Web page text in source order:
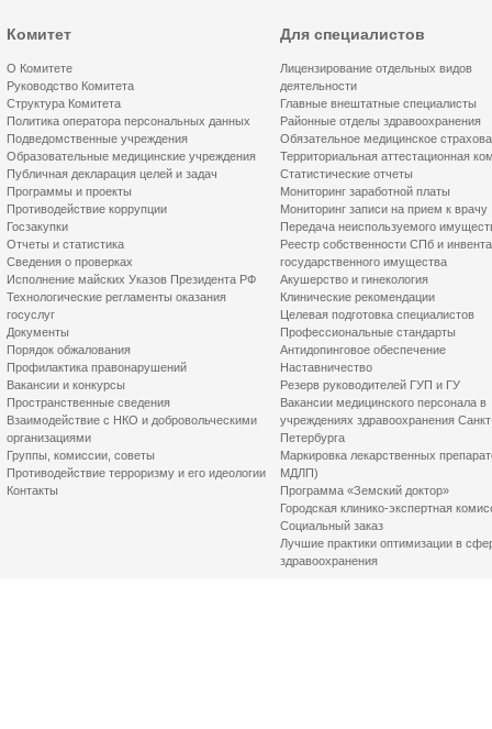
Комитет
О Комитете
Руководство Комитета
Структура Комитета
Политика оператора персональных данных
Подведомственные учреждения
Образовательные медицинские учреждения
Публичная декларация целей и задач
Программы и проекты
Противодействие коррупции
Госзакупки
Отчеты и статистика
Сведения о проверках
Исполнение майских Указов Президента РФ
Технологические регламенты оказания
госуслуг
Документы
Порядок обжалования
Профилактика правонарушений
Вакансии и конкурсы
Пространственные сведения
Взаимодействие с НКО и добровольческими
организациями
Группы, комиссии, советы
Противодействие терроризму и его идеологии
Контакты
Для специалистов
Лицензирование отдельных видов
деятельности
Главные внештатные специалисты
Районные отделы здравоохранения
Обязательное медицинское
Территориальная аттестационная
Статистические отчеты
Мониторинг заработной платы
Мониторинг записи на прием к врачу
Передача неиспользуемого
Реестр собственности СПб и
государственного имущества
Акушерство и гинекология
Клинические рекомендации
Целевая подготовка специалистов
Профессиональные стандарты
Антидопинговое обеспечение
Наставничество
Резерв руководителей ГУП и ГУ
Вакансии медицинского персонала в
учреждениях здравоохранения
Петербурга
Маркировка лекарственных
МДЛП)
Программа «Земский доктор»
Городская клинико-экспертная
Социальный заказ
Лучшие практики оптимизации в
здравоохранения